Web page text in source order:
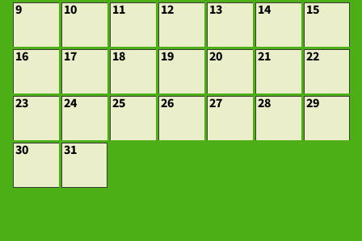
9 10 11 12 13 14 15
16 17 18 19 20 21 22
23 24 25 26 27 28 29
30 31